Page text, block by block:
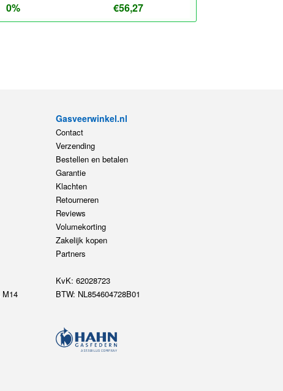
0% €56,27
M14
Gasveerwinkel.nl
Contact
Verzending
Bestellen en betalen
Garantie
Klachten
Retourneren
Reviews
Volumekorting
Zakelijk kopen
Partners
KvK: 62028723
BTW: NL854604728B01